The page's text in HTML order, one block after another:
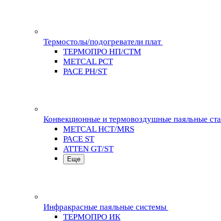
Термостолы/подогреватели плат
ТЕРМОПРО НП/СТМ
METCAL PCT
PACE PH/ST
Конвекционные и термовоздушные паяльные
METCAL HCT/MRS
PACE ST
ATTEN GT/ST
Еще
Инфракрасные паяльные системы
ТЕРМОПРО ИК